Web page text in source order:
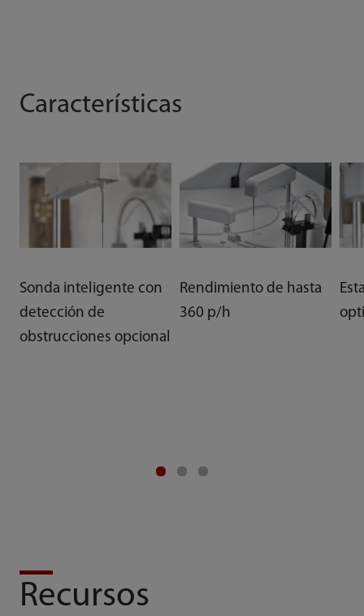
Características
Sonda inteligente con
detección de
obstrucciones opcional
Rendimiento de hasta
360 p/h
Recursos